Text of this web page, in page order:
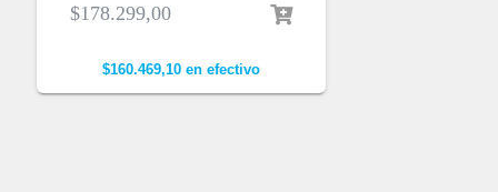
$178.299,00
$160.469,10en efectivo